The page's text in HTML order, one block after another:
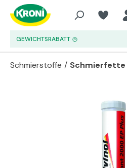
Zum Hauptinhalt springen
GEWICHTSRABATT
Schmierstoffe / Schmierfette